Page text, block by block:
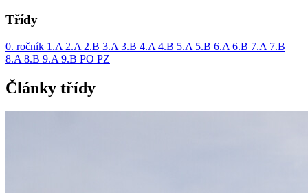
Třídy
0. ročník 1.A 2.A 2.B 3.A 3.B 4.A 4.B 5.A 5.B 6.A 6.B 7.A 7.B
8.A 8.B 9.A 9.B PO PZ
Články třídy